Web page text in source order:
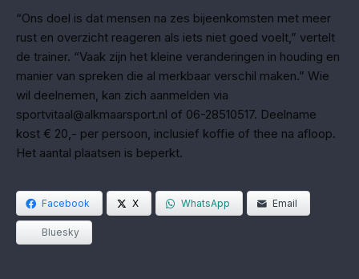
“Ons doel is dat mensen na zes bijeenkomsten met meer
rust en overzicht reageren als iets niet goed voelt,” vertelt
de trainer. “Vaak zijn het kleine veranderingen in houding en
manier van spreken die al merkbaar verschil maken.” Wie
wil deelnemen, kan zich aanmelden via
sportvitaal@alkmaarsport.nl of 06-28510517. Deelname
kost € 20,- per persoon, inclusief koffie of thee na afloop.
Het aantal plaatsen is beperkt.
Facebook X WhatsApp Email
Bluesky